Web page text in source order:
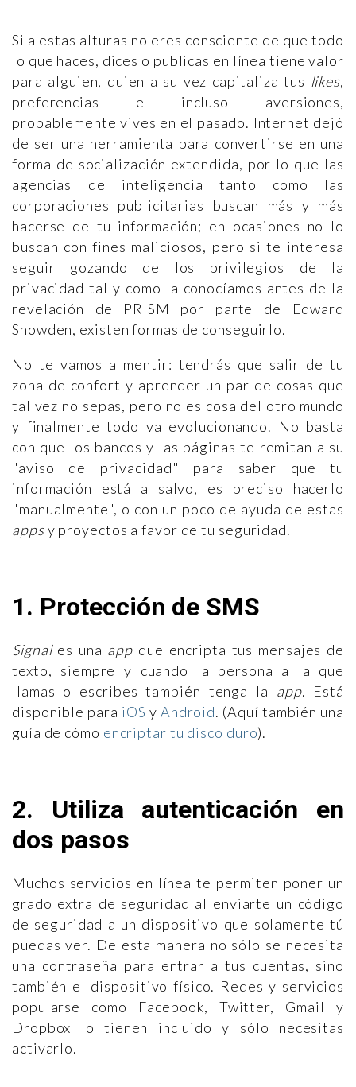
Si a estas alturas no eres consciente de que todo
lo que haces, dices o publicas en línea tiene valor
para alguien, quien a su vez capitaliza tus likes,
preferencias e incluso aversiones,
probablemente vives en el pasado. Internet dejó
de ser una herramienta para convertirse en una
forma de socialización extendida, por lo que las
agencias de inteligencia tanto como las
corporaciones publicitarias buscan más y más
hacerse de tu información; en ocasiones no lo
buscan con fines maliciosos, pero si te interesa
seguir gozando de los privilegios de la
privacidad tal y como la conocíamos antes de la
revelación de PRISM por parte de Edward
Snowden, existen formas de conseguirlo.
No te vamos a mentir: tendrás que salir de tu
zona de confort y aprender un par de cosas que
tal vez no sepas, pero no es cosa del otro mundo
y finalmente todo va evolucionando. No basta
con que los bancos y las páginas te remitan a su
"aviso de privacidad" para saber que tu
información está a salvo, es preciso hacerlo
"manualmente", o con un poco de ayuda de estas
appsy proyectos a favor de tu seguridad.
1. Protección de SMS
Signal es una app que encripta tus mensajes de
texto, siempre y cuando la persona a la que
llamas o escribes también tenga la app. Está
disponible para iOS y Android. (Aquí también una
guía de cómo encriptar tu disco duro).
2. Utiliza autenticación en
dos pasos
Muchos servicios en línea te permiten poner un
grado extra de seguridad al enviarte un código
de seguridad a un dispositivo que solamente tú
puedas ver. De esta manera no sólo se necesita
una contraseña para entrar a tus cuentas, sino
también el dispositivo físico. Redes y servicios
popularse como Facebook, Twitter, Gmail y
Dropbox lo tienen incluido y sólo necesitas
activarlo.